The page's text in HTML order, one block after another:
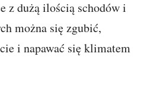
z dużą ilością schodów i
można się zgubić,
i napawać się klimatem